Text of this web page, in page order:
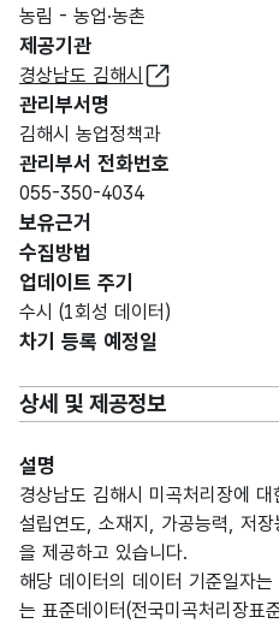
농림 - 농업·농촌
제공기관
경상남도 김해시
관리부서명
김해시 농업정책과
관리부서 전화번호
055-350-4034
보유근거
수집방법
업데이트 주기
수시 (1회성 데이터)
차기 등록 예정일
상세 및 제공정보
설명
경상남도 김해시 미곡처리장에
설립연도, 소재지, 가공능력, 저
을 제공하고 있습니다.
해당 데이터의 데이터 기준일자
는 표준데이터(전국미곡처리장표